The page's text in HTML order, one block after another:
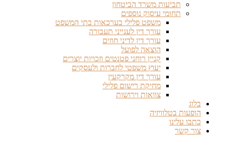
תביעות משרד הביטחון
תחומי עיסוק נוספים
משפט פלילי בערכאות בתי המשפט
עורך דין לענייני תעבורה
עורך דין לדיני חוזים
הוצאה לפועל
קניין רוחני פטנטים וזכויות יוצרים
יעוץ משפטי לחברות ולעסקים
עורך דין מקרקעין
מחיקת רישום פלילי
צוואות וירושות
בלוג
הופעות בטלוויזיה
כתבו עלינו
צור קשר